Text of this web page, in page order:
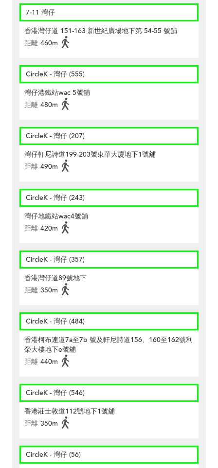
7-11 灣仔
香港灣仔道 151-163 新世紀廣場地下第 54-55 號舖
距離 460m
CircleK - 灣仔 (555)
灣仔港鐵站wac 5號舖
距離 480m
CircleK - 灣仔 (207)
灣仔軒尼詩道199-203號東華大廈地下1號舖
距離 490m
CircleK - 灣仔 (243)
灣仔地鐵站wac4號舖
距離 420m
CircleK - 灣仔 (357)
香港灣仔道89號地下
距離 350m
CircleK - 灣仔 (484)
香港柯布連道7a至7b 號及軒尼詩道156、160至162號利
榮大樓地下e號舖
距離 440m
CircleK - 灣仔 (546)
香港莊士敦道112號地下1號舖
距離 350m
CircleK - 灣仔 (56)